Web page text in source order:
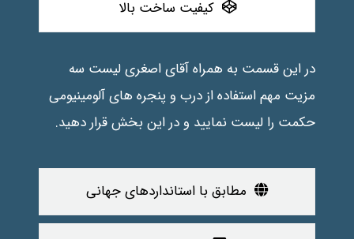
در این قسمت به همراه آقای اصغری لیست سه
مزیت مهم استفاده از درب و پنجره های آلومینیومی
حکمت را لیست نمایید و در این بخش قرار دهید.
مطابق با استانداردهای جهانی
قیمت مناسب